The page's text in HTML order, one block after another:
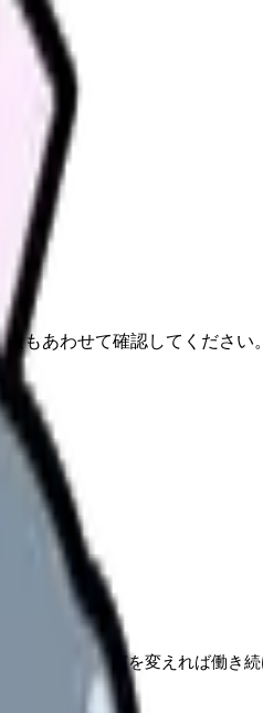
もあわせて確認してください。
いるのか、何を変えれば働き